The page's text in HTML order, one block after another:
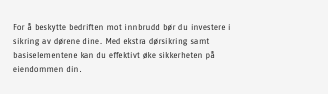
For å beskytte bedriften mot innbrudd bør du investere i
sikring av dørene dine. Med ekstra dørsikring samt
basiselementene kan du effektivt øke sikkerheten på
eiendommen din.